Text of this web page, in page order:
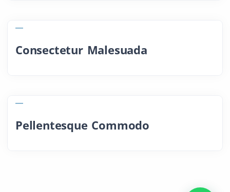
Consectetur Malesuada
Pellentesque Commodo